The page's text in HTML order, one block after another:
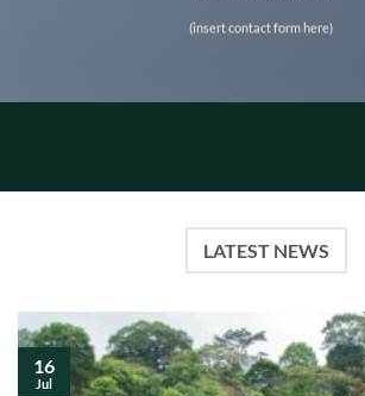
(insert contact form here)
LATEST NEWS
16
Jul